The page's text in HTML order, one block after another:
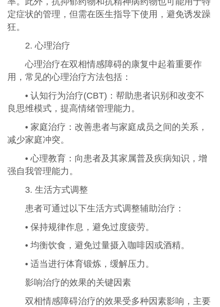
定症状的管理，但需在医生指导下使用，避免诱发躁
狂。
2. 心理治疗
心理治疗在双相情感障碍的康复中起着重要作
用，常见的心理治疗方法包括：
• 认知行为治疗(CBT)：帮助患者识别和改变不
良思维模式，提高情绪管理能力。
• 家庭治疗：改善患者与家庭成员之间的关系，
减少家庭冲突。
• 心理教育：向患者及其家属普及疾病知识，增
强自我管理能力。
3. 生活方式调整
患者可通过以下生活方式调整辅助治疗：
• 保持规律作息，避免过度疲劳。
• 均衡饮食，避免过量摄入咖啡因或酒精。
• 适当进行体育锻炼，缓解压力。
影响治疗的效果的关键因素
双相情感障碍治疗的效果受多种因素影响，主要